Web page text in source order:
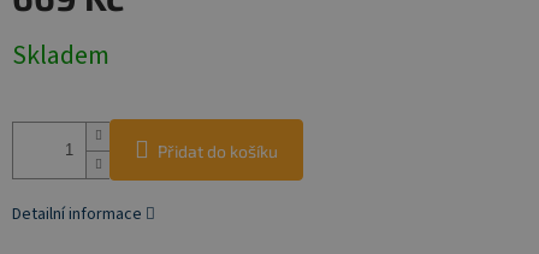
cena:
Skladem
Přidat do košíku
Detailní informace